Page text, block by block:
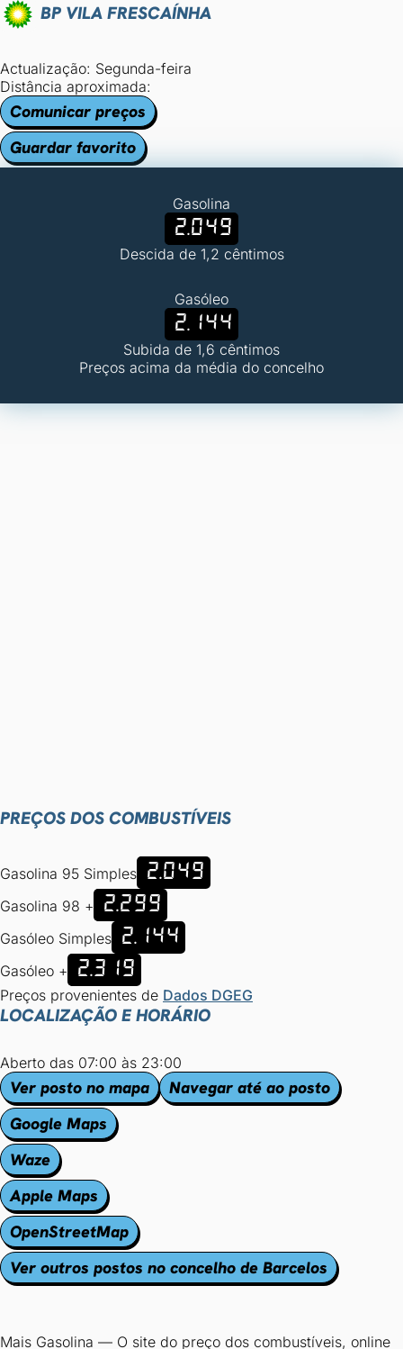
BP VILA FRESCAÍNHA
Actualização: Segunda-feira
Distância aproximada:
Comunicar preços
Guardar favorito
Gasolina
2.049
Descida de 1,2 cêntimos
Gasóleo
2.144
Subida de 1,6 cêntimos
Preços acima da média do concelho
PREÇOS DOS COMBUSTÍVEIS
Gasolina 95 Simples 2.049
Gasolina 98 + 2.299
Gasóleo Simples 2.144
Gasóleo + 2.319
Preços provenientes de Dados DGEG
LOCALIZAÇÃO E HORÁRIO
Aberto das 07:00 às 23:00
Ver posto no mapa
Navegar até ao posto
Google Maps
Waze
Apple Maps
OpenStreetMap
Ver outros postos no concelho de Barcelos
Mais Gasolina — O site do preço dos combustíveis, online